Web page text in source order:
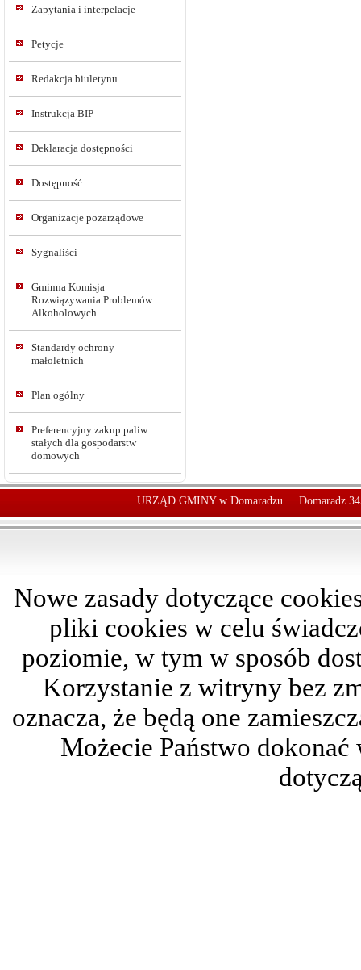
Zapytania i interpelacje
Petycje
Redakcja biuletynu
Instrukcja BIP
Deklaracja dostępności
Dostępność
Organizacje pozarządowe
Sygnaliści
Gminna Komisja
Rozwiązywania Problemów
Alkoholowych
Standardy ochrony
małoletnich
Plan ogólny
Preferencyjny zakup paliw
stałych dla gospodarstw
domowych
URZĄD GMINY w Domaradzu Domaradz
Nowe zasady dotyczące
pliki cookies w celu
poziomie, w tym w sposób
Korzystanie z witryny bez
oznacza, że będą one
Możecie Państwo